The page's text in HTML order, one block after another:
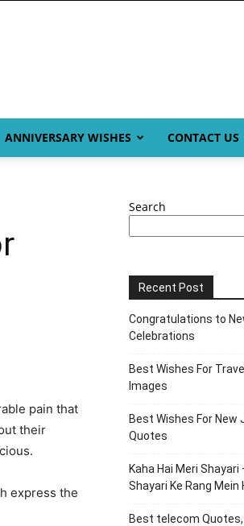
ANNIVERSARY WISHES CONTACT US
pain that
their
express the
Search
Recent Post
Congratulations to
Celebrations
Best Wishes For
Images
Best Wishes For New
Quotes
Kaha Hai Meri Shayari
Shayari Ke Rang Mein
Best telecom